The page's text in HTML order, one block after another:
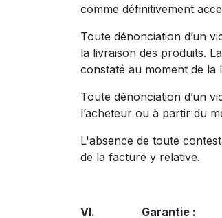
comme définitivement
Toute dénonciation d’un
la livraison des produits.
constaté au moment de la
Toute dénonciation d’un
l’acheteur ou à partir du
L'absence de toute
de la facture y relative.
VI. Garantie :